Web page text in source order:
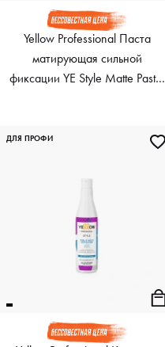
Yellow Professional Паста
матирующая сильной
фиксации YE Style Matte Paste,
ДЛЯ ПРОФИ